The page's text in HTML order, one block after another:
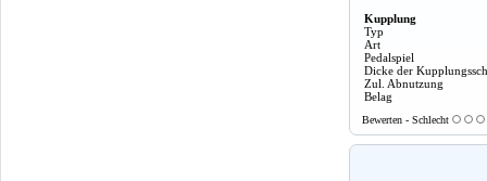
Kupplung
Typ
Art
Pedalspiel
Dicke der
Zul. Abnutzung
Belag
Bewerten - Schlecht